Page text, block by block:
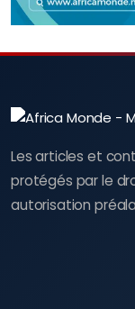
Les articles et
protégés par le
autorisation